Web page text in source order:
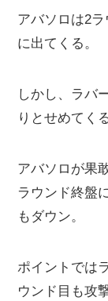
アバソロは2
に出てくる。
しかし、ラバ
りとせめてくる
アバソロが果
ラウンド終盤
もダウン。
ポイントでは
ウンド目も攻